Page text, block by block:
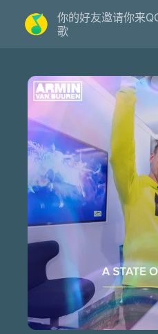
你的好友邀请你来
歌